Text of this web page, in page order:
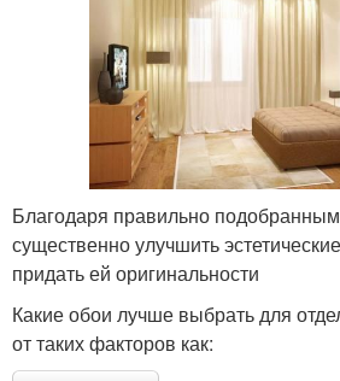
Благодаря правильно
существенно улучшить
придать ей оригинальности
Какие обои лучше выбрать для
от таких факторов как: